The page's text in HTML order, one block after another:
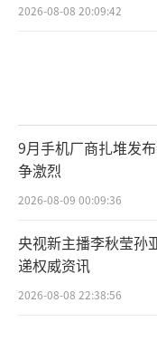
2026-08-08 20:09:42
9月手机厂商扎堆发
争激烈
2026-08-09 00:09:36
央视新主播李秋莹孙
递权威资讯
2026-08-08 22:38:56